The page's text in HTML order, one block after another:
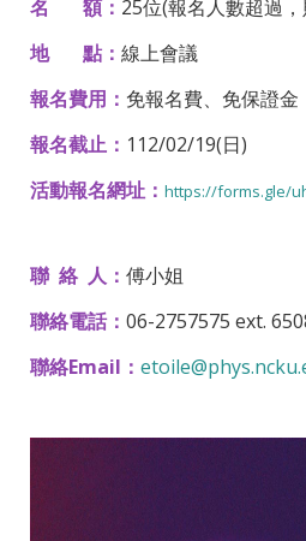
名 額： 25位(報名人數超過
地 點： 線上會議
報名費用： 免報名費、免保證金
報名截止： 112/02/19(日)
活動報名網址： https://forms.gle/
聯 絡 人： 傅小姐
聯絡電話： 06-2757575 ext.
聯絡Email：